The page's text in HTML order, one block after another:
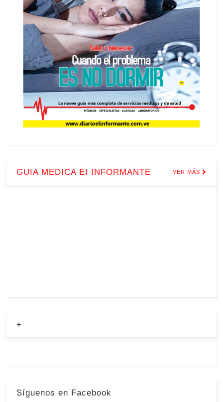
GUIA MEDICA EI INFORMANTE VER MÁS
+
Síguenos en Facebook